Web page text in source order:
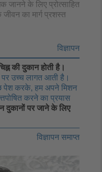
जानने के लिए प्रोत्साहित
का मार्ग प्रशस्त
विज्ञापन
की दुकान होती है।
पर उच्च लागत आती है।
पेश करके, हम अपने मिशन
करने का प्रयास
दुकानों पर जाने के लिए
विज्ञापन समाप्त